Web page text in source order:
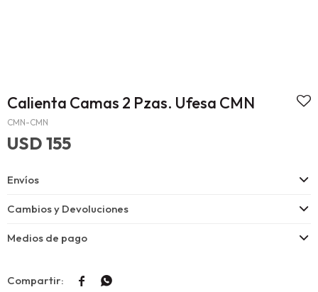
Calienta Camas 2 Pzas. Ufesa CMN
CMN-CMN
USD 155
Envíos
Cambios y Devoluciones
Medios de pago
 